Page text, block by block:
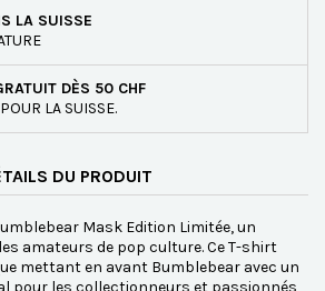
LA SUISSE
DÈS 50 CHF
LA SUISSE.
DU PRODUIT
Mask Edition Limitée, un
amateurs de pop culture. Ce T-shirt
mettant en avant Bumblebear avec un
pour les collectionneurs et passionnés